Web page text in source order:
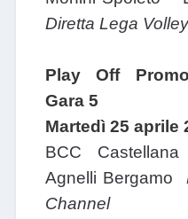
Diretta Lega
Play Off
Gara 5
Martedì 25 aprile
BCC
Agnelli Bergamo
Channel